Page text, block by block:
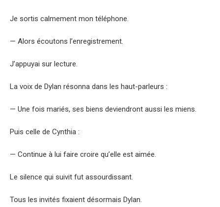
Je sortis calmement mon téléphone.
— Alors écoutons l’enregistrement.
J’appuyai sur lecture.
La voix de Dylan résonna dans les haut-parleurs :
— Une fois mariés, ses biens deviendront aussi les miens.
Puis celle de Cynthia :
— Continue à lui faire croire qu’elle est aimée.
Le silence qui suivit fut assourdissant.
Tous les invités fixaient désormais Dylan.